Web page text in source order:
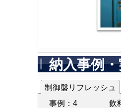
納入事例
制御盤リフレッシュ
事例：4
飲